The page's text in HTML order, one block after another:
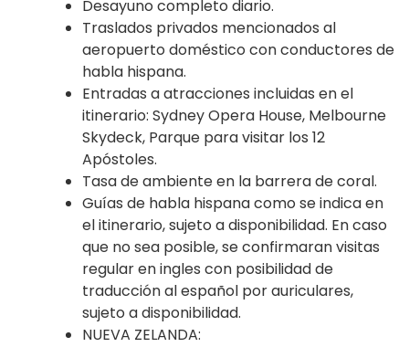
Desayuno completo diario.
Traslados privados mencionados al
aeropuerto doméstico con conductores de
habla hispana.
Entradas a atracciones incluidas en el
itinerario: Sydney Opera House, Melbourne
Skydeck, Parque para visitar los 12
Apóstoles.
Tasa de ambiente en la barrera de coral.
Guías de habla hispana como se indica en
el itinerario, sujeto a disponibilidad. En caso
que no sea posible, se confirmaran visitas
regular en ingles con posibilidad de
traducción al español por auriculares,
sujeto a disponibilidad.
NUEVA ZELANDA: